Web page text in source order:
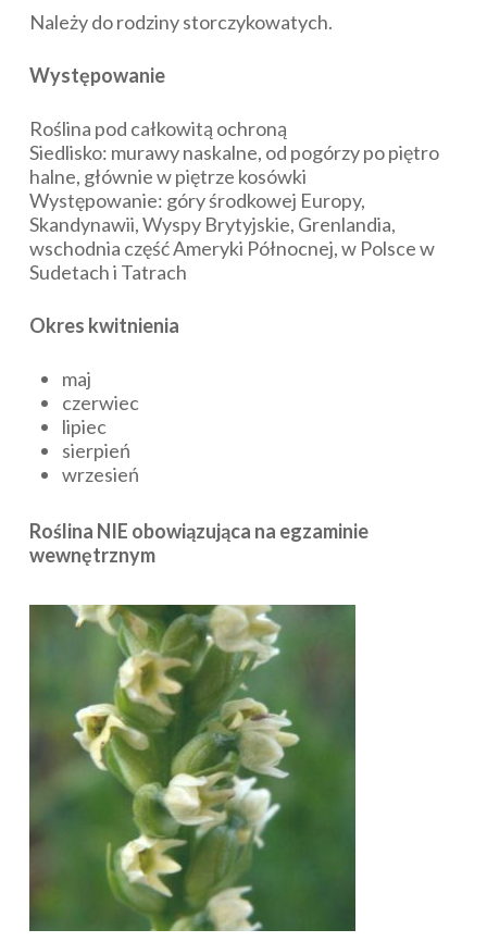
Należy do rodziny storczykowatych.
Występowanie
Roślina pod całkowitą ochroną
Siedlisko: murawy naskalne, od pogórzy po piętro
halne, głównie w piętrze kosówki
Występowanie: góry środkowej Europy,
Skandynawii, Wyspy Brytyjskie, Grenlandia,
wschodnia część Ameryki Północnej, w Polsce w
Sudetach i Tatrach
Okres kwitnienia
maj
czerwiec
lipiec
sierpień
wrzesień
Roślina NIE obowiązująca na egzaminie
wewnętrznym